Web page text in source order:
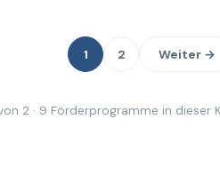
1 2 Weiter →
2 · 9 Förderprogramme in dieser